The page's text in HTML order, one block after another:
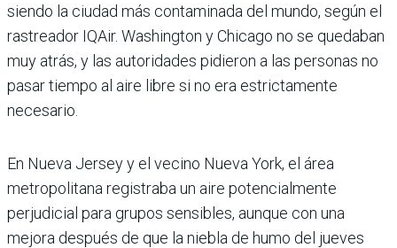
siendo la ciudad más contaminada del mundo, según el
rastreador IQAir. Washington y Chicago no se quedaban
muy atrás, y las autoridades pidieron a las personas no
pasar tiempo al aire libre si no era estrictamente
necesario.
En Nueva Jersey y el vecino Nueva York, el área
metropolitana registraba un aire potencialmente
perjudicial para grupos sensibles, aunque con una
mejora después de que la niebla de humo del jueves